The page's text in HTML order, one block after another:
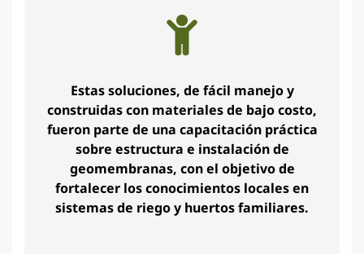
Estas soluciones, de fácil manejo y
construidas con materiales de bajo costo,
fueron parte de una capacitación práctica
sobre estructura e instalación de
geomembranas, con el objetivo de
fortalecer los conocimientos locales en
sistemas de riego y huertos familiares.